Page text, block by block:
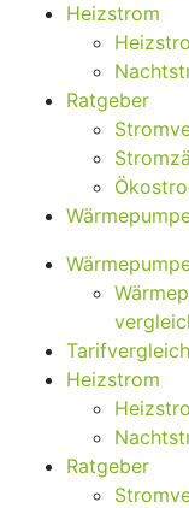
Heizstrom
Ratgeber
Tarifvergleich
Heizstrom
Ratgeber